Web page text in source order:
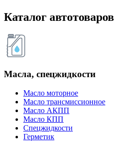
Каталог автотоваров
Масла, спецжидкости
Масло моторное
Масло трансмиссионное
Масло АКПП
Масло КПП
Спецжидкости
Герметик